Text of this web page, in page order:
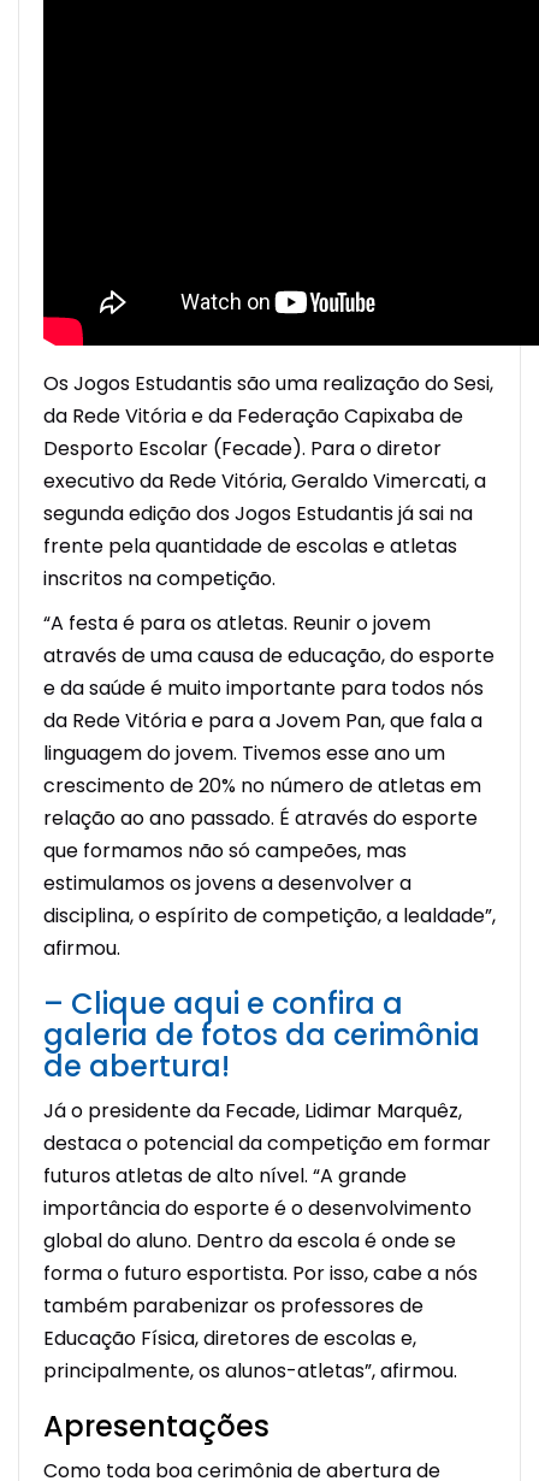
Os Jogos Estudantis são uma realização do Sesi,
da Rede Vitória e da Federação Capixaba de
Desporto Escolar (Fecade). Para o diretor
executivo da Rede Vitória, Geraldo Vimercati, a
segunda edição dos Jogos Estudantis já sai na
frente pela quantidade de escolas e atletas
inscritos na competição.
“A festa é para os atletas. Reunir o jovem
através de uma causa de educação, do esporte
e da saúde é muito importante para todos nós
da Rede Vitória e para a Jovem Pan, que fala a
linguagem do jovem. Tivemos esse ano um
crescimento de 20% no número de atletas em
relação ao ano passado. É através do esporte
que formamos não só campeões, mas
estimulamos os jovens a desenvolver a
disciplina, o espírito de competição, a lealdade”,
afirmou.
– Clique aqui e confira a
galeria de fotos da cerimônia
de abertura!
Já o presidente da Fecade, Lidimar Marquêz,
destaca o potencial da competição em formar
futuros atletas de alto nível. “A grande
importância do esporte é o desenvolvimento
global do aluno. Dentro da escola é onde se
forma o futuro esportista. Por isso, cabe a nós
também parabenizar os professores de
Educação Física, diretores de escolas e,
principalmente, os alunos-atletas”, afirmou.
Apresentações
Como toda boa cerimônia de abertura de